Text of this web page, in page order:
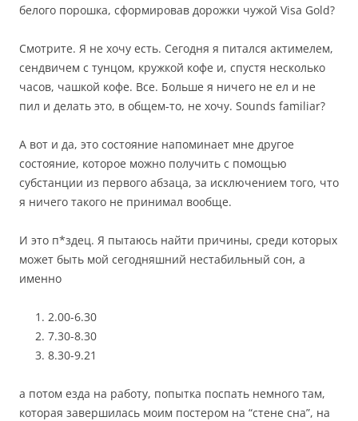
белого порошка, сформировав дорожки чужой Visa Gold?
Смотрите. Я не хочу есть. Сегодня я питался актимелем,
сендвичем с тунцом, кружкой кофе и, спустя несколько
часов, чашкой кофе. Все. Больше я ничего не ел и не
пил и делать это, в общем-то, не хочу. Sounds familiar?
А вот и да, это состояние напоминает мне другое
состояние, которое можно получить с помощью
субстанции из первого абзаца, за исключением того, что
я ничего такого не принимал вообще.
И это п*здец. Я пытаюсь найти причины, среди которых
может быть мой сегодняшний нестабильный сон, а
именно
2.00-6.30
7.30-8.30
8.30-9.21
а потом езда на работу, попытка поспать немного там,
которая завершилась моим постером на “стене сна”, на